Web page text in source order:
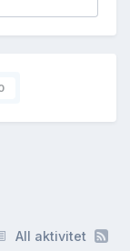
All aktivitet